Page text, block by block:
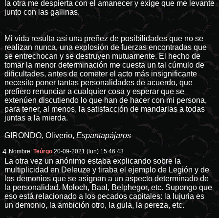
la otra me despierta con el amanecer y exige que me levante
junto con las gallinas.
Mi vida resulta así una preñez de posibilidades que no se
realizan nunca, una explosión de fuerzas encontradas que
se entrechocan y se destruyen mutuamente. El hecho de
tomar la menor determinación me cuesta un tal cúmulo de
dificultades, antes de cometer el acto más insignificante
necesito poner tantas personalidades de acuerdo, que
prefiero renunciar a cualquier cosa y esperar que se
extenúen discutiendo lo que han de hacer con mi persona,
para tener, al menos, la satisfacción de mandarlas a todas
juntas a la mierda.
GIRONDO, Oliverio, Espantapájaros
4 Nombre:Teúrgo 20-09-2021 (lun) 15:46:43
La otra vez un anónimo estaba explicando sobre la
multiplicidad en Deleuze y tiraba el ejemplo de Legión y de
los demonios que se asignan a un aspecto determinado de
la personalidad. Moloch, Baal, Belphegor, etc. Supongo que
eso está relacionado a los pecados capitales: la lujuria es
un demonio, la ambición otro, la gula, la pereza, etc.